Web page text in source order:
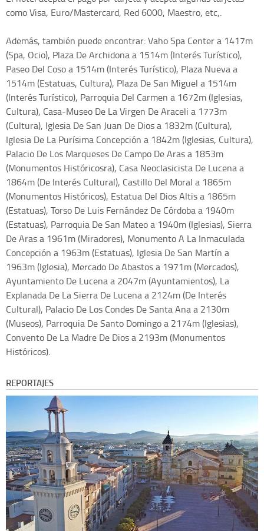
como Visa, Euro/Mastercard, Red 6000, Maestro, etc,.
Además, también puede encontrar: Vaho Spa Center a 1417m
(Spa, Ocio), Plaza De Archidona a 1514m (Interés Turístico),
Paseo Del Coso a 1514m (Interés Turístico), Plaza Nueva a
1514m (Estatuas, Cultura), Plaza De San Miguel a 1514m
(Interés Turístico), Parroquia Del Carmen a 1672m (Iglesias,
Cultura), Casa-Museo De La Virgen De Araceli a 1773m
(Cultura), Iglesia De San Juan De Dios a 1832m (Cultura),
Iglesia De La Purísima Concepción a 1842m (Iglesias, Cultura),
Palacio De Los Marqueses De Campo De Aras a 1853m
(Monumentos Históricosra), Casa Neoclasicista De Lucena a
1864m (De Interés Cultural), Castillo Del Moral a 1865m
(Monumentos Históricos), Estatua Del Dios Altis a 1865m
(Estatuas), Torso De Luis Fernández De Córdoba a 1940m
(Estatuas), Parroquia De San Mateo a 1940m (Iglesias), Sierra
De Aras a 1961m (Miradores), Monumento A La Inmaculada
Concepción a 1963m (Estatuas), Iglesia De San Martín a
1963m (Iglesia), Mercado De Abastos a 1971m (Mercados),
Ayuntamiento De Lucena a 2047m (Ayuntamientos), La
Explanada De La Sierra De Lucena a 2124m (De Interés
Cultural), Palacio De Los Condes De Santa Ana a 2130m
(Museos), Parroquia De Santo Domingo a 2174m (Iglesias),
Convento De La Madre De Dios a 2193m (Monumentos
Históricos).
REPORTAJES